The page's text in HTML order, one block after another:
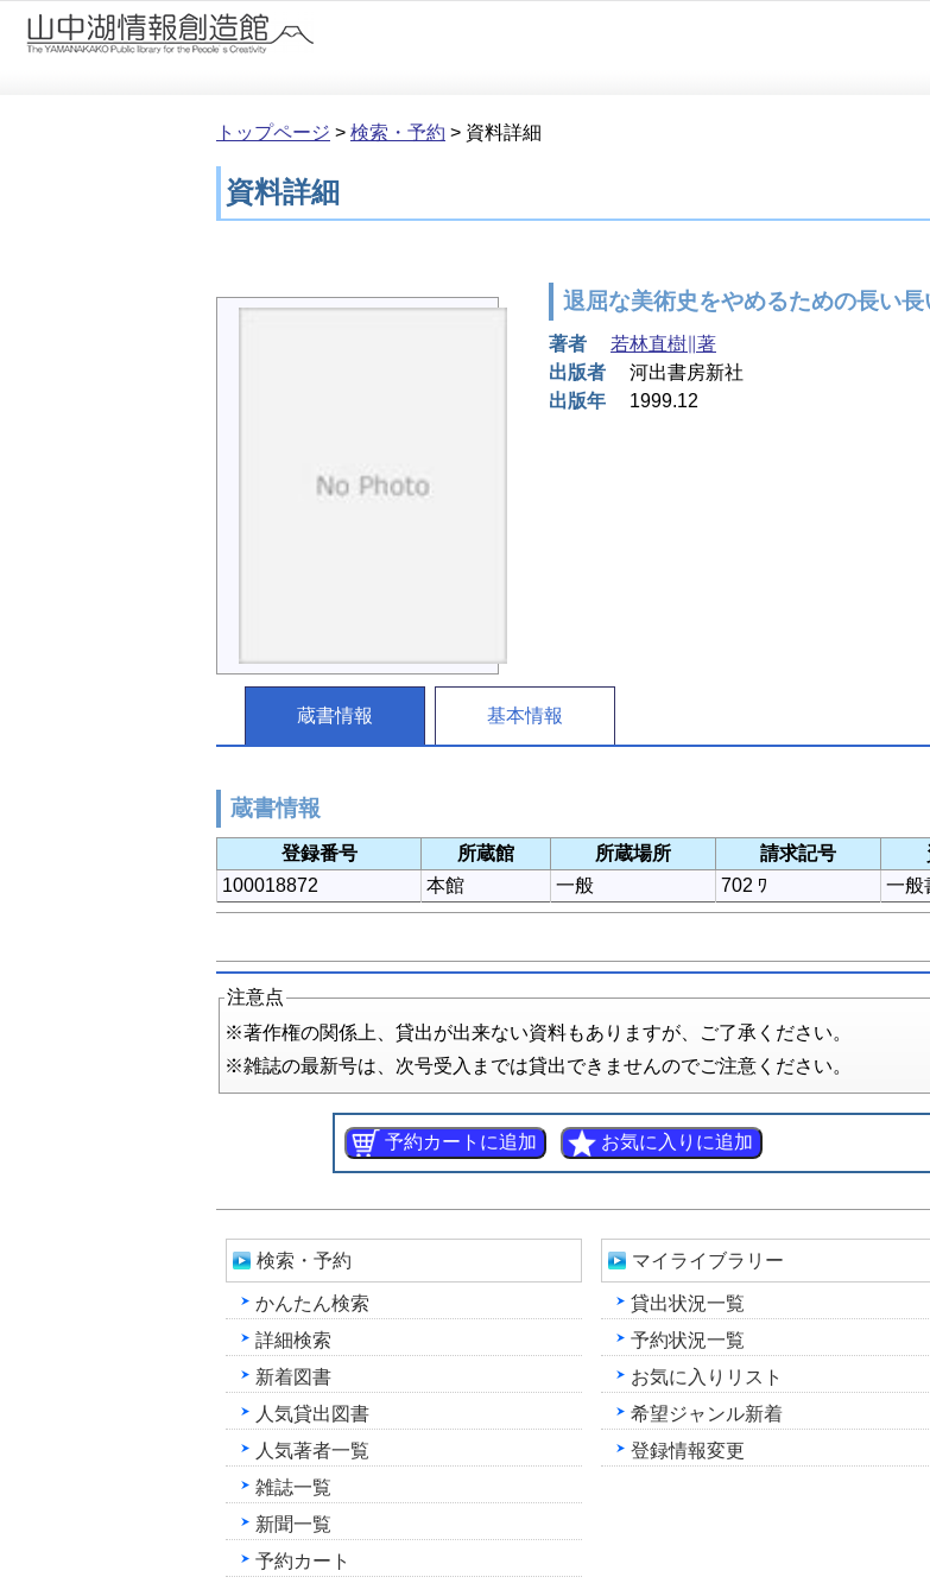
本文へ移動
トップページ > 検索・予約 > 資料詳細
資料詳細
退屈な美術史をやめるための長い長
著者
若林直樹∥著
出版者
河出書房新社
出版年
1999.12
蔵書情報 基本情報
蔵書情報
登録番号 所蔵館 所蔵場所 請求記号
100018872
本館 一般 702 ﾜ 一般
注意点
※著作権の関係上、貸出が出来ない資料もありますが、ご了承ください。
※雑誌の最新号は、次号受入までは貸出できませんのでご注意ください。
検索・予約
かんたん検索
詳細検索
新着図書
人気貸出図書
人気著者一覧
雑誌一覧
新聞一覧
予約カート
マイライブラリー
貸出状況一覧
予約状況一覧
お気に入りリスト
希望ジャンル新着
登録情報変更